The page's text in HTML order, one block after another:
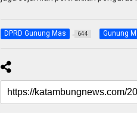
DPRD Gunung Mas 644 Gunung